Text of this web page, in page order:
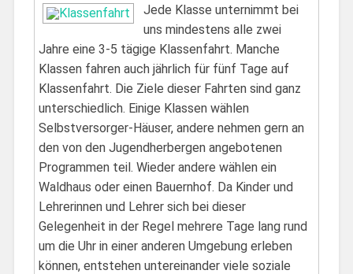
Jede Klasse unternimmt bei
uns mindestens alle zwei
Jahre eine 3-5 tägige Klassenfahrt. Manche
Klassen fahren auch jährlich für fünf Tage auf
Klassenfahrt. Die Ziele dieser Fahrten sind ganz
unterschiedlich. Einige Klassen wählen
Selbstversorger-Häuser, andere nehmen gern an
den von den Jugendherbergen angebotenen
Programmen teil. Wieder andere wählen ein
Waldhaus oder einen Bauernhof. Da Kinder und
Lehrerinnen und Lehrer sich bei dieser
Gelegenheit in der Regel mehrere Tage lang rund
um die Uhr in einer anderen Umgebung erleben
können, entstehen untereinander viele soziale